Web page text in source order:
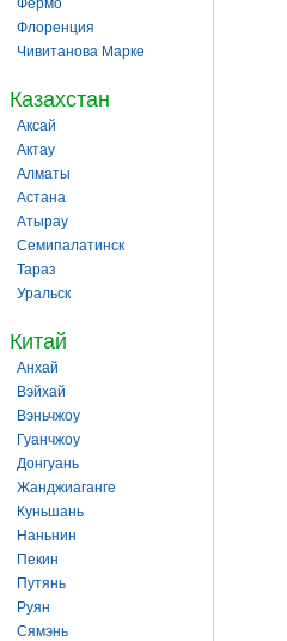
Фермо
Флоренция
Чивитанова Марке
Казахстан
Аксай
Актау
Алматы
Астана
Атырау
Семипалатинск
Тараз
Уральск
Китай
Анхай
Вэйхай
Вэньчжоу
Гуанчжоу
Донгуань
Жанджиаганге
Куньшань
Наньнин
Пекин
Путянь
Руян
Сямэнь